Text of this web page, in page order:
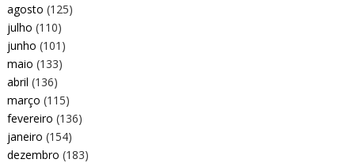
agosto (125)
julho (110)
junho (101)
maio (133)
abril (136)
março (115)
fevereiro (136)
janeiro (154)
dezembro (183)